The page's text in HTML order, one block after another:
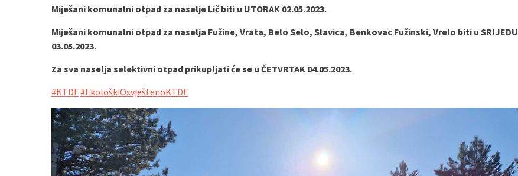
Miješani komunalni otpad za naselje Lič biti u UTORAK 02.05.2023.
Miješani komunalni otpad za naselja Fužine, Vrata, Belo Selo, Slavica, Benkovac Fužinski, Vrelo biti u SRIJEDU
03.05.2023.
Za sva naselja selektivni otpad prikupljati će se u ČETVRTAK 04.05.2023.
#KTDF#EkološkiOsvještenoKTDF